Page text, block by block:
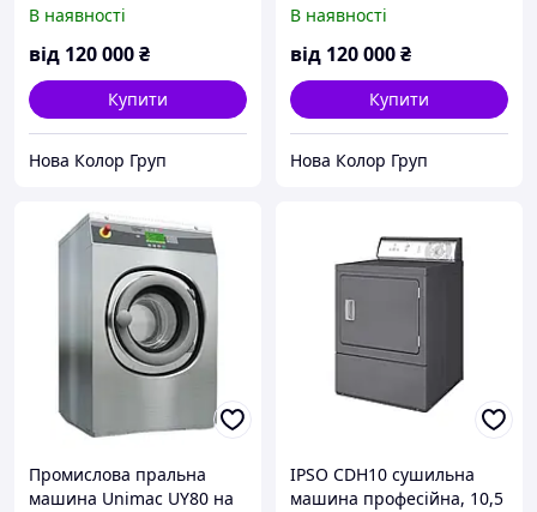
В наявності
від 120 000₴
Купити
Нова Колор Груп
В наявності
від 120 000₴
Купити
Нова Колор Груп
Промислова пральна
машина Unimac UY80 на
IPSO CDH10 сушильна
машина професійна, 10,5